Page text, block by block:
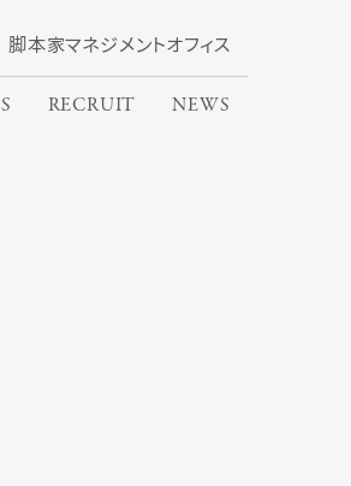
脚本家マネジメントオフィス
RECRUIT NEWS